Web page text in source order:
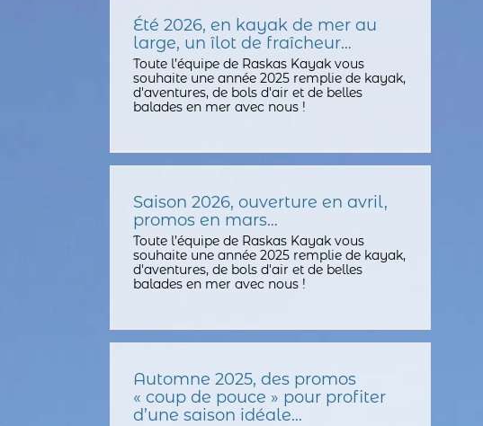
Été 2026, en kayak de mer au
large, un îlot de fraîcheur…
Toute l’équipe de Raskas Kayak vous
souhaite une année 2025 remplie de kayak,
d'aventures, de bols d'air et de belles
balades en mer avec nous !
Saison 2026, ouverture en avril,
promos en mars…
Toute l’équipe de Raskas Kayak vous
souhaite une année 2025 remplie de kayak,
d'aventures, de bols d'air et de belles
balades en mer avec nous !
Automne 2025, des promos
« coup de pouce » pour profiter
d’une saison idéale…